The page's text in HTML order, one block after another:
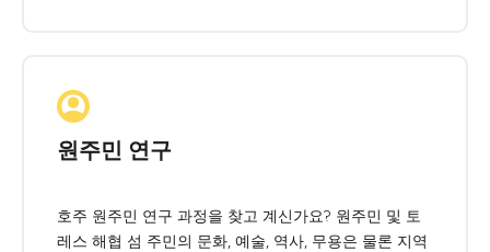
원주민 연구
호주 원주민 연구 과정을 찾고 계신가요? 원주민 및 토
레스 해협 섬 주민의 문화, 예술, 역사, 무용은 물론 지역